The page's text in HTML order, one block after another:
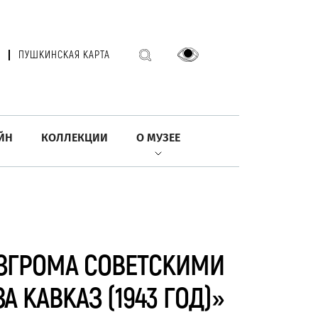
ПУШКИНСКАЯ КАРТА
КОЛЛЕКЦИИ О МУЗЕЕ
СОВЕТСКИМИ
(1943 ГОД)»